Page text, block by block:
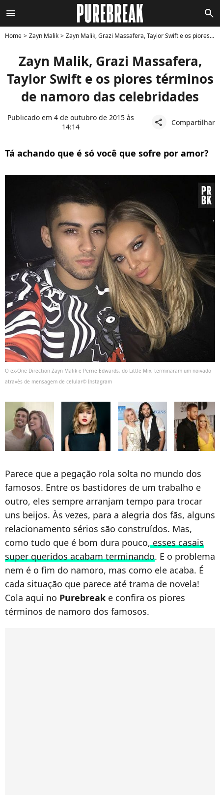
menu search
Home Zayn Malik Zayn Malik, Grazi Massafera, Taylor Swift e os piores términos de namoro das celebridades
Zayn Malik, Grazi Massafera,
Taylor Swift e os piores términos
de namoro das celebridades
Publicado em 4 de outubro de 2015 às
14:14
share Compartilhar
Tá achando que é só você que sofre por amor?
O ex-One Direction Zayn Malik e Perrie Edwards, do Little Mix, terminaram um noivado
através de mensagem de celular© Instagram
Parece que a pegação rola solta no mundo dos
famosos. Entre os bastidores de um trabalho e
outro, eles sempre arranjam tempo para trocar
uns beijos. Às vezes, para a alegria dos fãs, alguns
relacionamento sérios são construídos. Mas,
como tudo que é bom dura pouco,esses casais
super queridos acabam terminando. E o problema
nem é o fim do namoro, mas como ele acaba. É
cada situação que parece até trama de novela!
Cola aqui no Purebreak e confira os piores
términos de namoro dos famosos.